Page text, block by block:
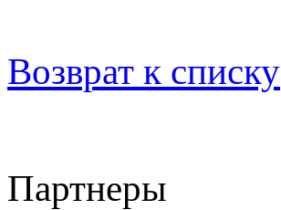
Возврат к списку
Партнеры